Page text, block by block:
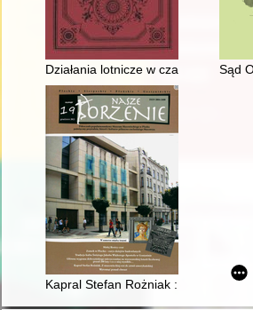
Działania lotnicze w czasie bitwySąd
Kapral Stefan Rożniak : z